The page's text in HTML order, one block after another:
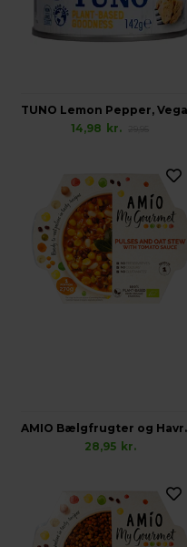
14,98 kr.
AMIO
28,95 kr.